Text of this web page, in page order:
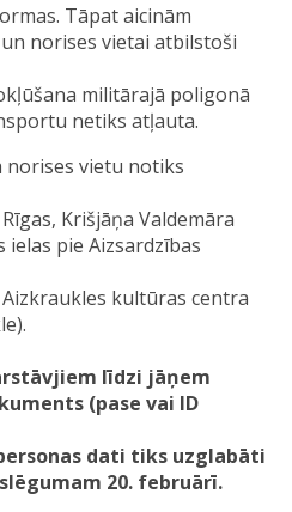
Tāpat aicinām
norises vietai atbilstoši
militārajā poligonā
netiks atļauta.
norises vietu notiks
Krišjāņa Valdemāra
ielas pie Aizsardzības
kultūras centra
līdzi jāņem
(pase vai ID
dati tiks uzglabāti
20. februārī.